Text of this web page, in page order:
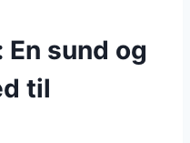
sund og
til